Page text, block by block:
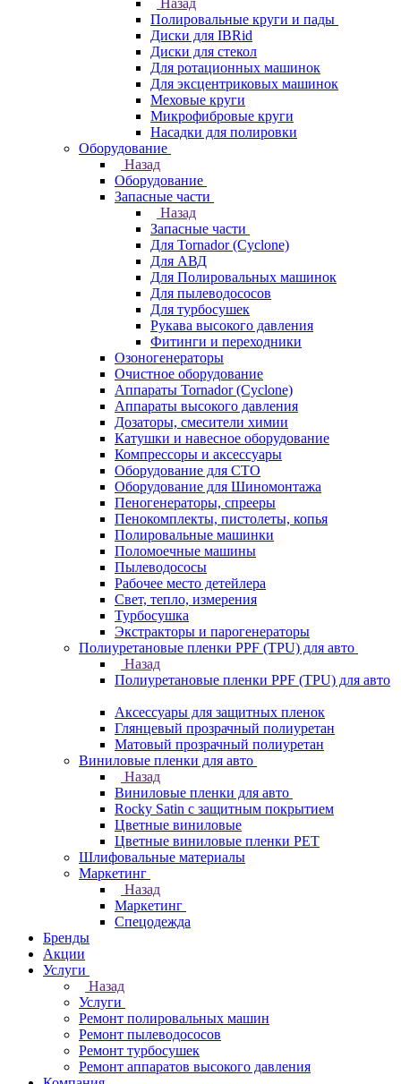
Назад
Полировальные круги и пады
Диски для IBRid
Диски для стекол
Для ротационных машинок
Для эксцентриковых машинок
Меховые круги
Микрофибровые круги
Насадки для полировки
Оборудование
Назад
Оборудование
Запасные части
Назад
Запасные части
Для Tornador (Cyclone)
Для АВД
Для Полировальных машинок
Для пылеводососов
Для турбосушек
Рукава высокого давления
Фитинги и переходники
Озоногенераторы
Очистное оборудование
Аппараты Tornador (Cyclone)
Аппараты высокого давления
Дозаторы, смесители химии
Катушки и навесное оборудование
Компрессоры и аксессуары
Оборудование для СТО
Оборудование для Шиномонтажа
Пеногенераторы, спрееры
Пенокомплекты, пистолеты, копья
Полировальные машинки
Поломоечные машины
Пылеводососы
Рабочее место детейлера
Свет, тепло, измерения
Турбосушка
Экстракторы и парогенераторы
Полиуретановые пленки PPF (TPU) для авто
Назад
Полиуретановые пленки PPF (TPU) для авто
Аксессуары для защитных пленок
Глянцевый прозрачный полиуретан
Матовый прозрачный полиуретан
Виниловые пленки для авто
Назад
Виниловые пленки для авто
Rocky Satin с защитным покрытием
Цветные виниловые
Цветные виниловые пленки PET
Шлифовальные материалы
Маркетинг
Назад
Маркетинг
Спецодежда
Бренды
Акции
Услуги
Назад
Услуги
Ремонт полировальных машин
Ремонт пылеводососов
Ремонт турбосушек
Ремонт аппаратов высокого давления